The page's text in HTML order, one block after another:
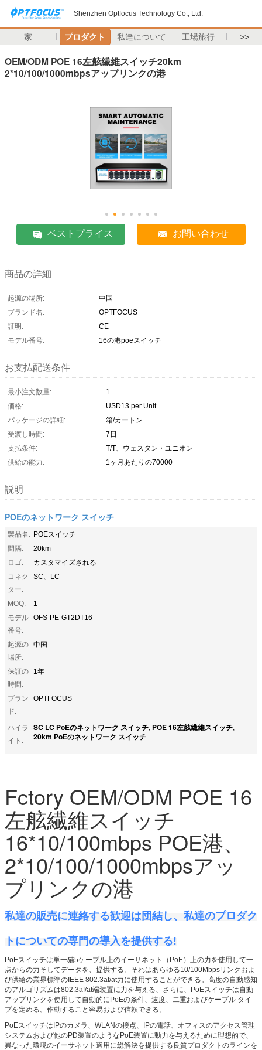
Shenzhen Optfocus Technology Co., Ltd.
家 プロダクト 私達について 工場旅行 >>
OEM/ODM POE 16左舷繊維スイッチ20km
2*10/100/1000mbpsアップリンクの港
ベストプライス お問い合わせ
商品の詳細
起源の場所:
中国
ブランド名:
OPTFOCUS
証明:
CE
モデル番号:
16の港poeスイッチ
お支払配送条件
最小注文数量:
1
価格:
USD13 per Unit
パッケージの詳細:
箱/カートン
受渡し時間:
7日
支払条件:
T/T、ウェスタン・ユニオン
供給の能力:
1ヶ月あたりの70000
説明
POEのネットワーク スイッチ
製品名: POEスイッチ
間隔:
20km
ロゴ:
カスタマイズされる
コネク
ター:
SC、LC
MOQ:
1
モデル
番号:
OFS-PE-GT2DT16
起源の
場所:
中国
保証の
時間:
1年
ブラン
ド:
OPTFOCUS
ハイラ
イト:
SC LC PoEのネットワーク スイッチ, POE 16左舷繊維スイッチ,
20km PoEのネットワーク スイッチ
Fctory OEM/ODM POE 16
左舷繊維スイッチ
16*10/100mbps POE港、
2*10/100/1000mbpsアッ
プリンクの港
私達の販売に連絡する歓迎は団結し、私達のプロダク
トについての専門の導入を提供する!
PoEスイッチは単一猫5ケーブル上のイーサネット（PoE）上の力を使用して一
点からの力そしてデータを、提供する。それはあらゆる10/100Mbpsリンクおよ
び供給の業界標準のIEEE 802.3af/at力に使用することができる。高度の自動感知
のアルゴリズムは802.3af/at端装置に力を与える、さらに、PoEスイッチは自動
アップリンクを使用して自動的にPoEの条件、速度、二重およびケーブル タイ
プを定める。作動すること容易および信頼できる。
PoEスイッチはIPのカメラ、WLANの接点、IPの電話、オフィスのアクセス管理
システムおよび他のPD装置のようなPoE装置に動力を与えるために理想的で、
異なった環境のイーサネット適用に総解決を提供する良質プロダクトのラインを